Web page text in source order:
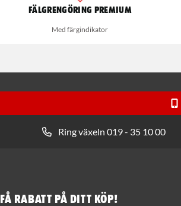
Fälgrengöring Premium
Med färgindikator
Ring växeln 019 - 35 10 00
Få rabatt på ditt köp!